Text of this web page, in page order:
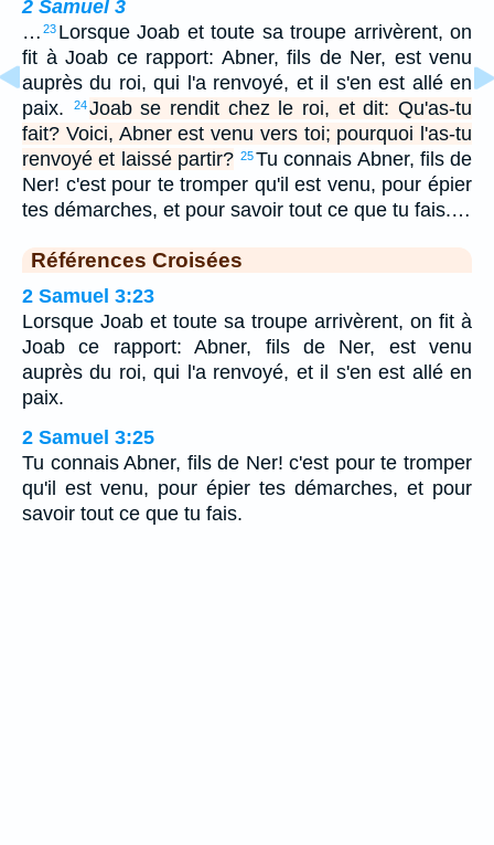
2 Samuel 3
… 23 Lorsque Joab et toute sa troupe arrivèrent, on
fit à Joab ce rapport: Abner, fils de Ner, est venu
auprès du roi, qui l'a renvoyé, et il s'en est allé en
paix.
24Joab se rendit chez le roi, et dit: Qu'as-tu
fait? Voici, Abner est venu vers toi; pourquoi l'as-tu
renvoyé et laissé partir? 25Tu connais Abner, fils de
Ner! c'est pour te tromper qu'il est venu, pour épier
tes démarches, et pour savoir tout ce que tu fais.…
Références Croisées
2 Samuel 3:23
Lorsque Joab et toute sa troupe arrivèrent, on fit à
Joab ce rapport: Abner, fils de Ner, est venu
auprès du roi, qui l'a renvoyé, et il s'en est allé en
paix.
2 Samuel 3:25
Tu connais Abner, fils de Ner! c'est pour te tromper
qu'il est venu, pour épier tes démarches, et pour
savoir tout ce que tu fais.